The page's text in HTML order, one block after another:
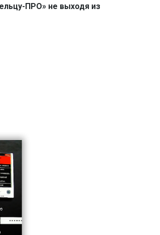
ПРО» не выходя из